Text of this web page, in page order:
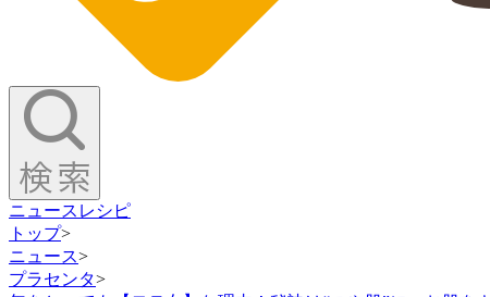
ニュース レシピ
トップ>
ニュース>
プラセンタ>